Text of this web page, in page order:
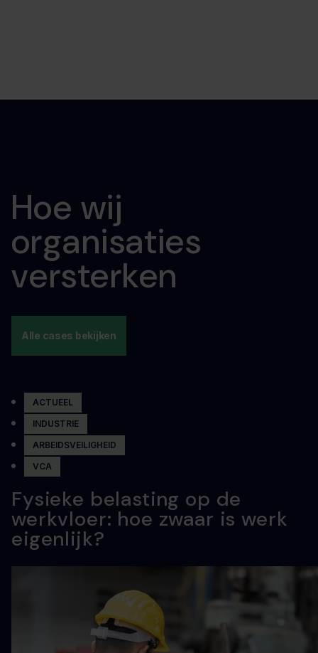
Hoe wij
organisaties
versterken
Alle cases bekijken
ACTUEEL
INDUSTRIE
ARBEIDSVEILIGHEID
VCA
Fysieke belasting op de
werkvloer: hoe zwaar is werk
eigenlijk?